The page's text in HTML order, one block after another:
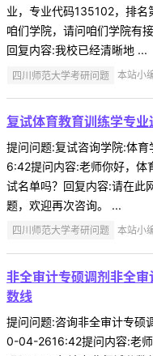
业，专业代码135102，排
咱们学院，请问咱们学院有
回复内容:我校已经清晰地 ...
四川师范大学考研问题 本站小
复试体育教育训练学专
提问问题:复试咨询学院:体
6:42提问内容:老师你好，体
试名单吗？回复内容:请在此
题，欢迎再次咨询。 ...
四川师范大学考研问题 本站小
非全审计专硕调剂非全
数线
提问问题:咨询非全审计专
0-04-2616:42提问内容:老